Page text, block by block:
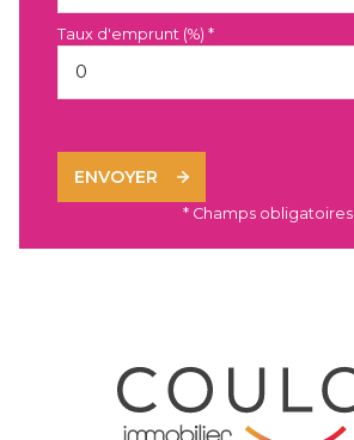
Taux d'emprunt (%) *
ENVOYER
* Champs obligatoires